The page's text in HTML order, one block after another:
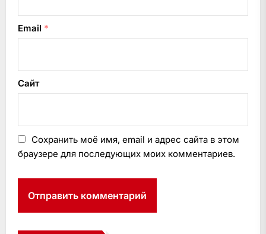
Email *
Сайт
Сохранить моё имя, email и адрес сайта в этом
браузере для последующих моих комментариев.